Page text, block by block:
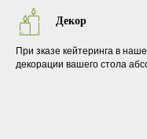
Декор
При зказе кейтеринга в
декорации вашего стола